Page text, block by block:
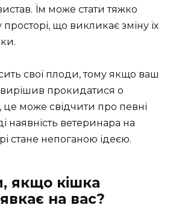
Їм може стати тяжко
просторі, що викликає зміну їх
свої плоди, тому якщо ваш
вирішив прокидатися о
це може свідчити про певні
наявність ветеринара на
стане непоганою ідеєю.
якщо кішка
на вас?